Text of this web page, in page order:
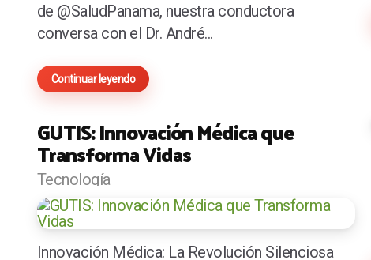
de @SaludPanama, nuestra conductora
conversa con el Dr. André...
Continuar leyendo
GUTIS: Innovación Médica que
Transforma Vidas
Tecnología
Innovación Médica: La Revolución Silenciosa